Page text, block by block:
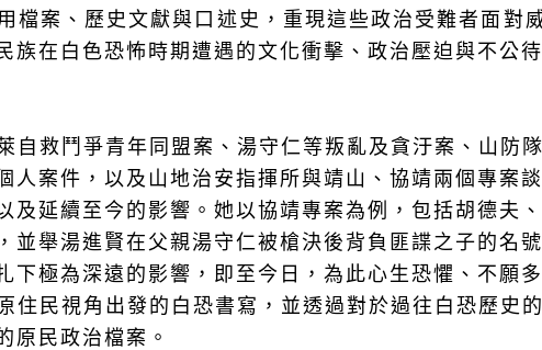
檔案、歷史文獻與口述史，重現這些政治受難者面對
在白色恐怖時期遭遇的文化衝擊、政治壓迫與不公待
自救鬥爭青年同盟案、湯守仁等叛亂及貪汙案、山防
案件，以及山地治安指揮所與靖山、協靖兩個專案
延續至今的影響。她以協靖專案為例，包括胡德夫
舉湯進賢在父親湯守仁被槍決後背負匪諜之子的名
極為深遠的影響，即至今日，為此心生恐懼、不願
住民視角出發的白恐書寫，並透過對於過往白恐歷史
原民政治檔案。